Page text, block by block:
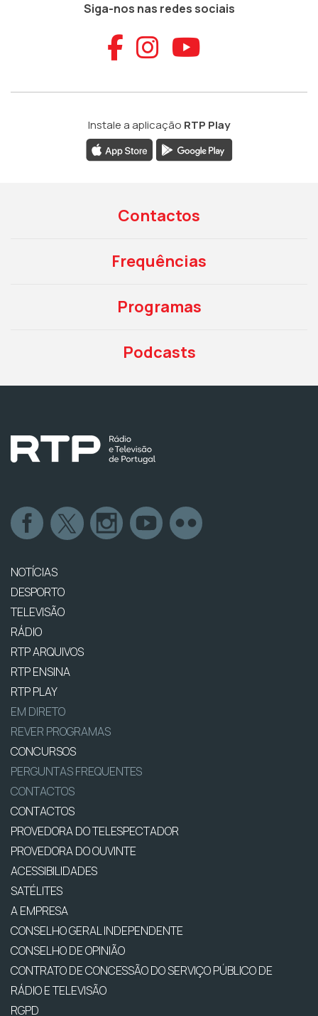
Siga-nos nas redes sociais
Aceder ao
Aceder ao
Aceder
Instale a aplicação RTP Play
Contactos
Frequências
Programas
Podcasts
NOTÍCIAS
DESPORTO
TELEVISÃO
RÁDIO
RTP ARQUIVOS
RTP ENSINA
RTP PLAY
EM DIRETO
REVER PROGRAMAS
CONCURSOS
PERGUNTAS FREQUENTES
CONTACTOS
CONTACTOS
PROVEDORA DO TELESPECTADOR
PROVEDORA DO OUVINTE
ACESSIBILIDADES
SATÉLITES
A EMPRESA
CONSELHO GERAL INDEPENDENTE
CONSELHO DE OPINIÃO
CONTRATO DE CONCESSÃO DO SERVIÇO PÚBLICO DE
RÁDIO E TELEVISÃO
RGPD